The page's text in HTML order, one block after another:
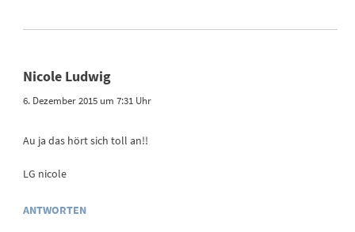
Nicole Ludwig
6. Dezember 2015 um 7:31 Uhr
Au ja das hört sich toll an!!
LG nicole
ANTWORTEN